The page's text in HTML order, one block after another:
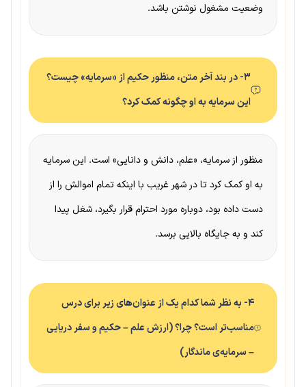
وضعیت مشغول نوشتن باشد.
۳- در بند آخر متن، منظور حکیم از «سرمایه» چیست؟
این سرمایه به او چگونه کمک کرد؟
منظور از سرمایه، «علم، دانش و دانایی» است. این سرمایه
به او کمک کرد تا در شهر غریب با اینکه تمام اموالش را از
دست داده بود، دوباره مورد احترام قرار بگیرد، شغل پیدا
کند و به جایگاه بالایی برسد.
۴- به نظر شما کدام یک از عنوان‌های زیر برای درس
مناسب‌تر است؟ چرا؟ (ارزش علم – حکیم و سفر دریایی
– سرمایه‌ی ماندگار)